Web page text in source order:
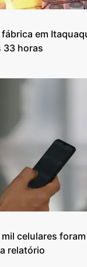
em
33 horas
celulares
relatório